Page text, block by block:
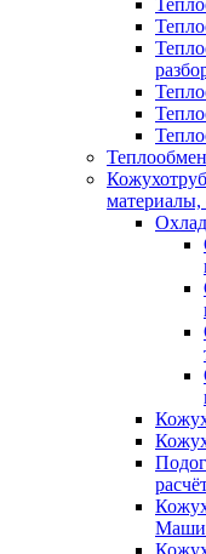
материалы,